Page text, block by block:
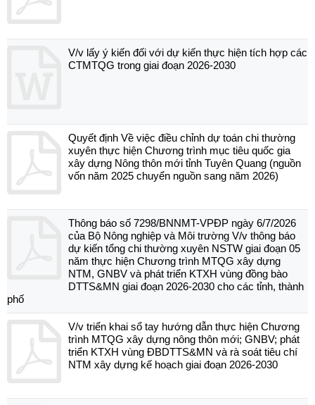
V/v lấy ý kiến đối với dự kiến thực hiện tích hợp các
CTMTQG trong giai đoạn 2026-2030
Quyết định Về việc điều chỉnh dự toán chi thường
xuyên thực hiện Chương trình mục tiêu quốc gia
xây dựng Nông thôn mới tỉnh Tuyên Quang (nguồn
vốn năm 2025 chuyển nguồn sang năm 2026)
Thông báo số 7298/BNNMT-VPĐP ngày 6/7/2026
của Bộ Nông nghiệp và Môi trường V/v thông báo
dự kiến tổng chi thường xuyên NSTW giai đoạn 05
năm thực hiện Chương trình MTQG xây dựng
NTM, GNBV và phát triển KTXH vùng đồng bào
DTTS&MN giai đoạn 2026-2030 cho các tỉnh, thành
phố
V/v triển khai sổ tay hướng dẫn thực hiện Chương
trình MTQG xây dựng nông thôn mới; GNBV; phát
triển KTXH vùng ĐBDTTS&MN và rà soát tiêu chí
NTM xây dựng kế hoạch giai đoạn 2026-2030